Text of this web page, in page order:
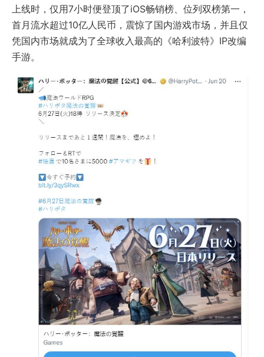
上线时，仅用7小时便登顶了iOS畅销榜、位列双榜第一，
首月流水超过10亿人民币，震惊了国内游戏市场，并且仅
凭国内市场就成为了全球收入最高的《哈利波特》IP改编
手游。